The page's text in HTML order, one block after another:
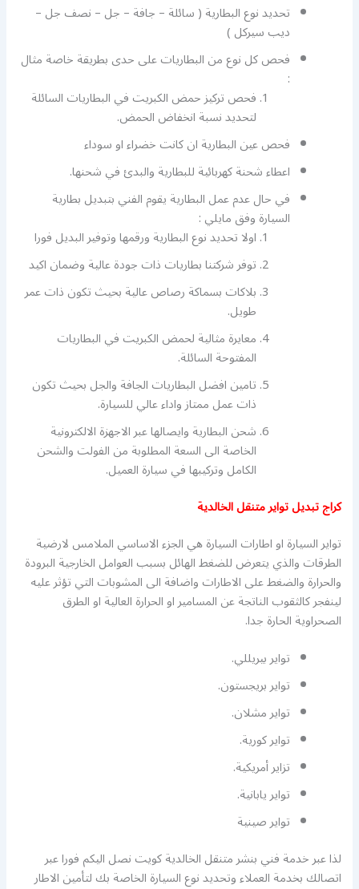
تحديد نوع البطارية ( سائلة – جافة – جل – نصف جل –
ديب سيركل )
فحص كل نوع من البطاريات على حدى بطريقة خاصة مثال
:
فحص تركيز حمض الكبريت في البطاريات السائلة
لتحديد نسبة انخفاض الحمض.
فحص عين البطارية ان كانت خضراء او سوداء
اعطاء شحنة كهربائية للبطارية والبدئ في شحنها.
في حال عدم عمل البطارية يقوم الفني بتبديل بطارية
السيارة وفق مايلي :
اولا تحديد نوع البطارية ورقمها وتوفير البديل فورا
توفر شركتنا بطاريات ذات جودة عالية وضمان اكيد
بلاكات بسماكة رصاص عالية بحيث تكون ذات عمر
طويل.
معايرة مثالية لحمض الكبريت في البطاريات
المفتوحة السائلة.
تامين افضل البطاريات الجافة والجل بحيث تكون
ذات عمل ممتاز واداء عالي للسيارة.
شحن البطارية وايصالها عبر الاجهزة الالكترونية
الخاصة الى السعة المطلوبة من الفولت والشحن
الكامل وتركيبها في سيارة العميل.
كراج تبديل تواير متنقل الخالدية
تواير السيارة او اطارات السيارة هي الجزء الاساسي الملامس لارضية
الطرقات والذي يتعرض للضغط الهائل بسبب العوامل الخارجية البرودة
والحرارة والضغط على الاطارات واضافة الى المشوبات التي تؤثر عليه
لينفجر كالثقوب الناتجة عن المسامير او الحرارة العالية او الطرق
الصحراوية الحارة جدا.
تواير بيريللي.
تواير بريجستون.
تواير مشلان.
تواير كورية.
تزاير أمريكية.
تواير يابانية.
تواير صينية
لذا عبر خدمة فني بنشر متنقل الخالدية كويت نصل اليكم فورا عبر
اتصالك بخدمة العملاء وتحديد نوع السيارة الخاصة بك لتأمين الاطار